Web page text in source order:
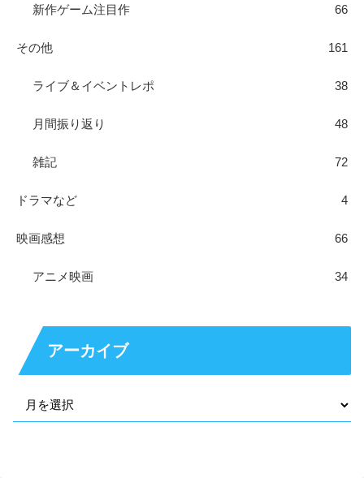
新作ゲーム注目作 66
その他 161
ライブ＆イベントレポ 38
月間振り返り 48
雑記 72
ドラマなど 4
映画感想 66
アニメ映画 34
アーカイブ